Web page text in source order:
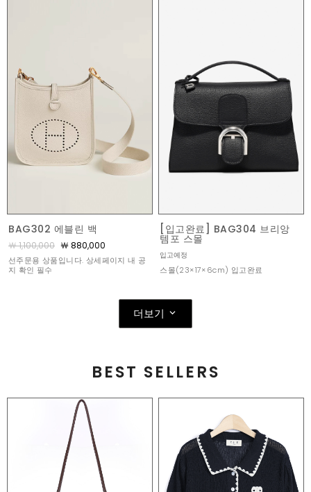
BAG302 에블린 백
￦ 1,100,000 ￦ 880,000
선주문용 상품입니다. 상세페이지 내 공
지 확인 필수
[입고완료] BAG304 브리앙
템포 스몰
입고예정
스몰(23×17×6cm) 입고완료
더보기
BEST SELLERS